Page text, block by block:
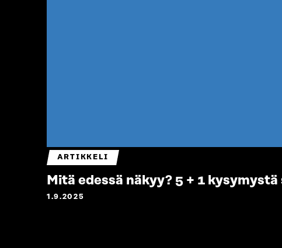
ARTIKKELI
Mitä edessä näkyy? 5 + 1
1.9.2025